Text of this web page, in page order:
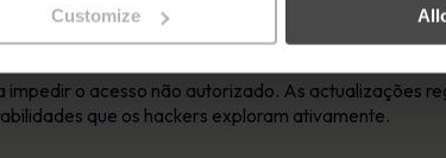
Customize
o acesso não autorizado. As actualizações
que os hackers exploram ativamente.